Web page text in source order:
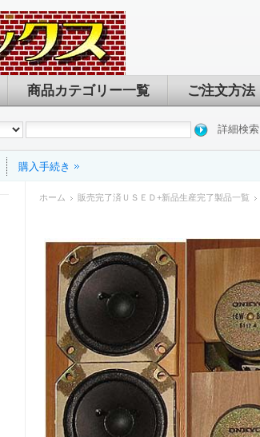
商品カテゴリー一覧 ご注文方法
詳細検索
購入手続き
ホーム 販売完了済ＵＳＥＤ+新品生産完了製品一覧